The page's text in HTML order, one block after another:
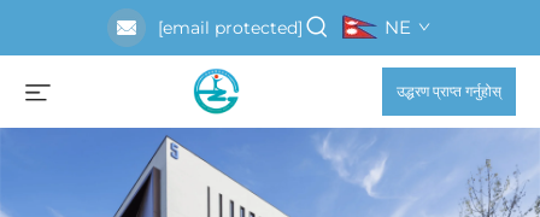
[email protected] NE
उद्धरण प्राप्त गर्नुहोस्